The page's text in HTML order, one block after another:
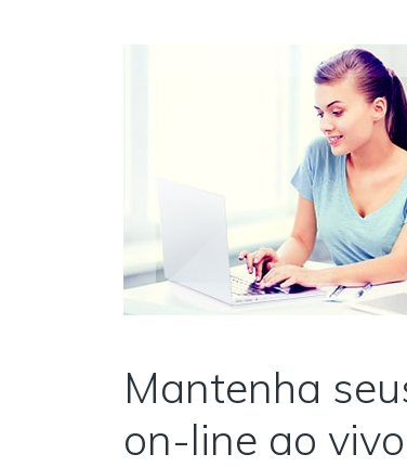
Mantenha
on-line ao vivo